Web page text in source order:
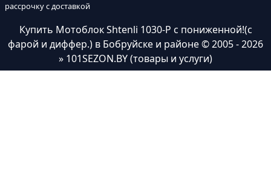
рассрочку с доставкой
Купить Мотоблок Shtenli 1030-P с пониженной!(с
фарой и диффер.) в Бобруйске и районе© 2005 - 2026
» 101SEZON.BY (товары и услуги)